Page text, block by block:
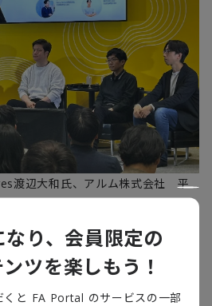
渡辺大和氏、アルム株式会社 平
イセズ株式会社 藤野真人氏、株式
の実現へ、鍵を握る実環
り、会員限定の
ツを楽しもう！
くと FA Portal のサービスの一部